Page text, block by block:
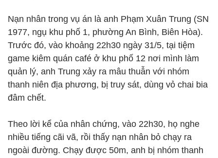
Nạn nhân trong vụ án là anh Phạm Xuân Trung (SN
1977, ngụ khu phố 1, phường An Bình, Biên Hòa).
Trước đó, vào khoảng 22h30 ngày 31/5, tại tiệm
game kiêm quán café ở khu phố 12 nơi mình làm
quản lý, anh Trung xảy ra mâu thuẫn với nhóm
thanh niên địa phương, bị truy sát, dùng vỏ chai bia
đâm chết.
Theo lời kể của nhân chứng, vào 22h30, họ nghe
nhiều tiếng cãi vã, rồi thấy nạn nhân bỏ chạy ra
ngoài đường. Chạy được 50m, anh bị nhóm thanh